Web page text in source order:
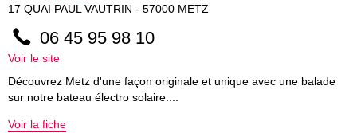
17 QUAI PAUL VAUTRIN - 57000 METZ
06 45 95 98 10
Voir le site
Découvrez Metz d'une façon originale et unique avec une balade
sur notre bateau électro solaire....
Voir la fiche